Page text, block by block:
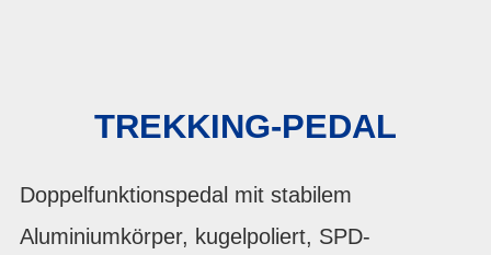
TREKKING-PEDAL
Doppelfunktionspedal mit stabilem
Aluminiumkörper, kugelpoliert, SPD-